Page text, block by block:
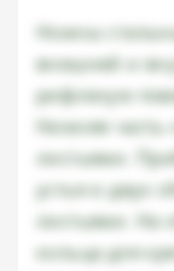
Ножны
внешней и
рифленую
Нижняя
листьями.
устья и двух
листьями. На
кольца для